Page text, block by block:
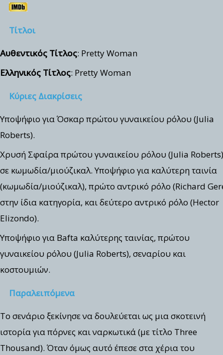
Τίτλοι
Αυθεντικός Τίτλος: Pretty Woman
Ελληνικός Τίτλος: Pretty Woman
Κύριες Διακρίσεις
Υποψήφιο για Όσκαρ πρώτου γυναικείου ρόλου (Julia
Roberts).
Χρυσή Σφαίρα πρώτου γυναικείου ρόλου (Julia
σε κωμωδία/μιούζικαλ. Υποψήφιο για καλύτερη ταινία
(κωμωδία/μιούζικαλ), πρώτο αντρικό ρόλο (Richard
στην ίδια κατηγορία, και δεύτερο αντρικό ρόλο (Hector
Elizondo).
Υποψήφιο για Bafta καλύτερης ταινίας, πρώτου
γυναικείου ρόλου (Julia Roberts), σεναρίου και
κοστουμιών.
Παραλειπόμενα
Το σενάριο ξεκίνησε να δουλεύεται ως μια σκοτεινή
ιστορία για πόρνες και ναρκωτικά (με τίτλο Three
Thousand). Όταν όμως αυτό έπεσε στα χέρια του